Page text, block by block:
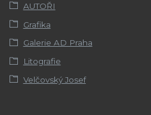
AUTOŘI
Grafika
Galerie AD Praha
Litografie
Velčovský Josef